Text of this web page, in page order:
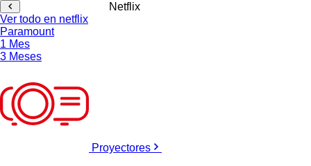
Netflix
Ver todo en netflix
Paramount
1 Mes
3 Meses
Proyectores